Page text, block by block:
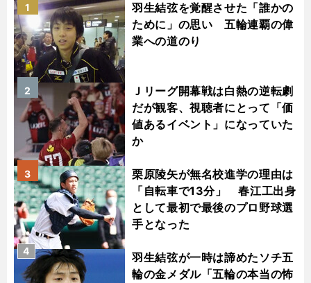
羽生結弦を覚醒させた「誰かの
ために」の思い 五輪連覇の偉
業への道のり
1
Ｊリーグ開幕戦は白熱の逆転劇
だが観客、視聴者にとって「価
値あるイベント」になっていた
か
2
栗原陵矢が無名校進学の理由は
「自転車で13分」 春江工出身
として最初で最後のプロ野球選
手となった
3
羽生結弦が一時は諦めたソチ五
輪の金メダル「五輪の本当の怖
4